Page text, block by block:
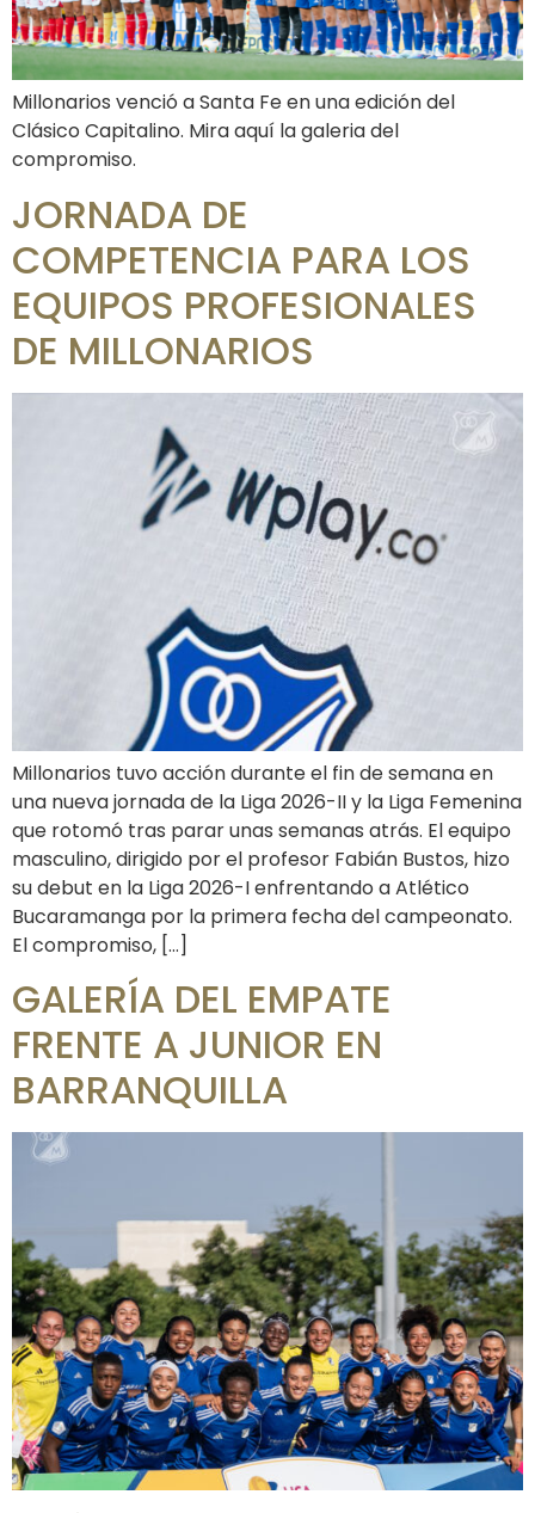
Millonarios venció a Santa Fe en una edición del
Clásico Capitalino. Mira aquí la galeria del
compromiso.
JORNADA DE
COMPETENCIA PARA LOS
EQUIPOS PROFESIONALES
DE MILLONARIOS
Millonarios tuvo acción durante el fin de semana en
una nueva jornada de la Liga 2026-II y la Liga Femenina
que rotomó tras parar unas semanas atrás. El equipo
masculino, dirigido por el profesor Fabián Bustos, hizo
su debut en la Liga 2026-I enfrentando a Atlético
Bucaramanga por la primera fecha del campeonato.
El compromiso, […]
GALERÍA DEL EMPATE
FRENTE A JUNIOR EN
BARRANQUILLA